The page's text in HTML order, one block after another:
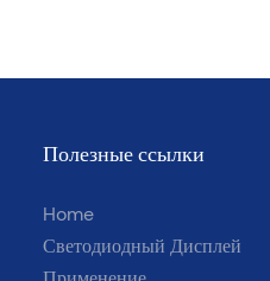
Полезные ссылки
Home
Светодиодный Дисплей